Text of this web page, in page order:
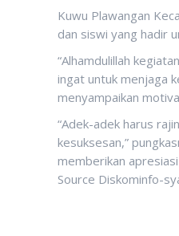
Kuwu Plawangan
dan siswi yang hadir
“Alhamdulillah
ingat untuk menjaga
menyampaikan
“Adek-adek harus
kesuksesan,”
memberikan
Source Diskominfo-